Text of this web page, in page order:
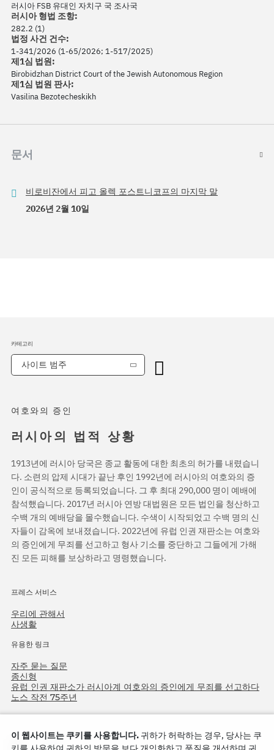
러시아 FSB 유대인 자치구 국 조사국
러시아 형법 조항:
282.2 (1)
법정 사건 건수:
1-341/2026 (1-65/2026; 1-517/2025)
제1심 법원:
Birobidzhan District Court of the Jewish Autonomous Region
제1심 법원 판사:
Vasilina Bezotecheskikh
문서
비로비잔에서 피고 올렉 포스트니코프의 마지막 말
2026년 2월 10일
여호와의 증인
러시아의 법적 상황
1913년에 러시아 당국은 종교 활동에 대한 최초의 허가를 내렸습니
다. 소련의 압제 시대가 끝난 후인 1992년에 러시아의 여호와의 증
인이 공식적으로 등록되었습니다. 그 후 최대 290,000 명이 예배에
참석했습니다. 2017년 러시아 연방 대법원은 모든 법인을 청산하고
수백 개의 예배당을 몰수했습니다. 수색이 시작되었고 수백 명의 신
자들이 감옥에 보내졌습니다. 2022년에 유럽 인권 재판소는 여호와
의 증인에게 무죄를 선고하고 형사 기소를 중단하고 그들에게 가해
진 모든 피해를 보상하라고 명령했습니다.
프레스 서비스
우리에 관해서
사생활
유용한 링크
자주 묻는 질문
종신형
유럽 인권 재판소가 러시아계 여호와의 증인에게 무죄를 선고하다
노스 작전 75주년
카테고리
사이트 범주
이 웹사이트는 쿠키를 사용합니다. 귀하가 허락하는 경우, 당사는 쿠